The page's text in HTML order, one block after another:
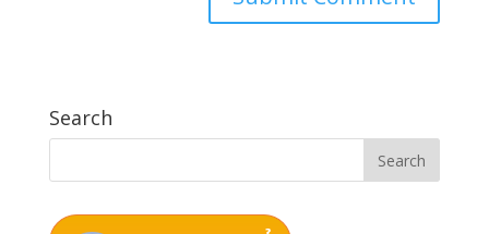
Search